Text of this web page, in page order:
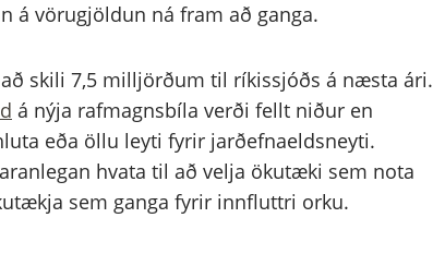
á vörugjöldun ná fram að ganga.
skili 7,5 milljörðum til ríkissjóðs á næsta ári.
á nýja rafmagnsbíla verði fellt niður en
eða öllu leyti fyrir jarðefnaeldsneyti.
hvata til að velja ökutæki sem nota
sem ganga fyrir innfluttri orku.